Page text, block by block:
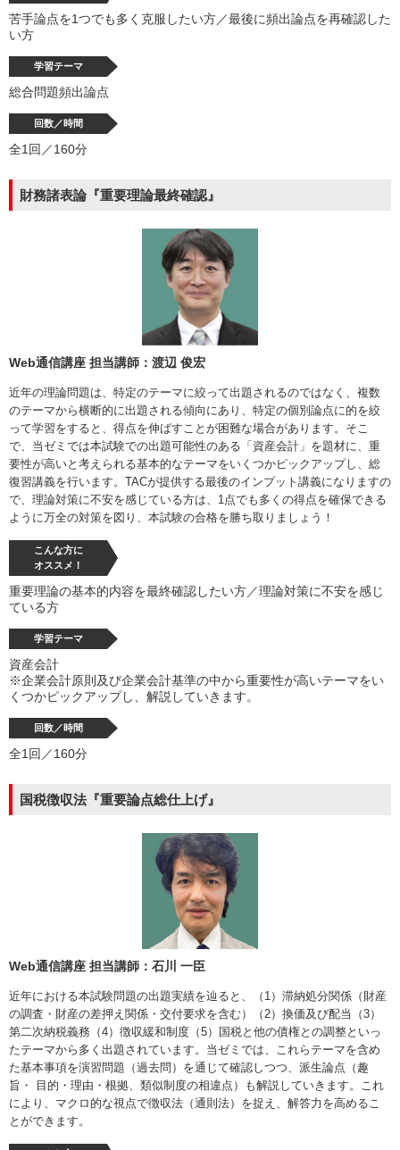
苦手論点を1つでも多く克服したい方／最後に頻出論点を再確認した
い方
学習テーマ
総合問題頻出論点
回数／時間
全1回／160分
財務諸表論『重要理論最終確認』
Web通信講座 担当講師：渡辺 俊宏
近年の理論問題は、特定のテーマに絞って出題されるのではなく、複数
のテーマから横断的に出題される傾向にあり、特定の個別論点に的を絞
って学習をすると、得点を伸ばすことが困難な場合があります。そこ
で、当ゼミでは本試験での出題可能性のある「資産会計」を題材に、重
要性が高いと考えられる基本的なテーマをいくつかピックアップし、総
復習講義を行います。TACが提供する最後のインプット講義になりますの
で、理論対策に不安を感じている方は、1点でも多くの得点を確保できる
ように万全の対策を図り、本試験の合格を勝ち取りましょう！
こんな方に
オススメ！
重要理論の基本的内容を最終確認したい方／理論対策に不安を感じ
ている方
学習テーマ
資産会計
※企業会計原則及び企業会計基準の中から重要性が高いテーマをい
くつかピックアップし、解説していきます。
回数／時間
全1回／160分
国税徴収法『重要論点総仕上げ』
Web通信講座 担当講師：石川 一臣
近年における本試験問題の出題実績を辿ると、（1）滞納処分関係（財産
の調査・財産の差押え関係・交付要求を含む）（2）換価及び配当（3）
第二次納税義務（4）徴収緩和制度（5）国税と他の債権との調整といっ
たテーマから多く出題されています。当ゼミでは、これらテーマを含め
た基本事項を演習問題（過去問）を通じて確認しつつ、派生論点（趣
旨・ 目的・理由・根拠、類似制度の相違点）も解説していきます。これ
により、マクロ的な視点で徴収法（通則法）を捉え、解答力を高めるこ
とができます。